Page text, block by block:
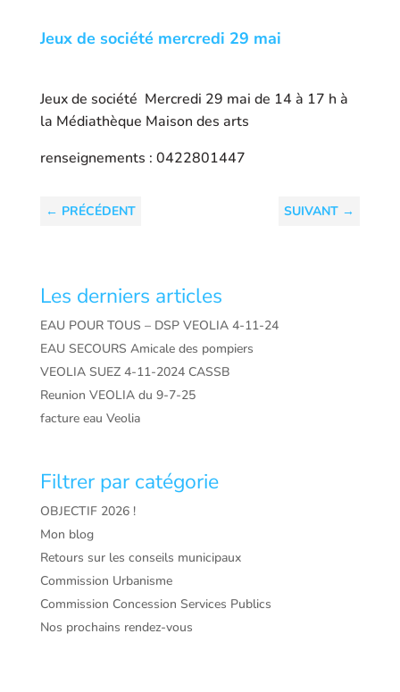
Jeux de société mercredi 29 mai
Jeux de société Mercredi 29 mai de 14 à 17 h à
la Médiathèque Maison des arts
renseignements : 0422801447
← PRÉCÉDENT SUIVANT →
Les derniers articles
EAU POUR TOUS – DSP VEOLIA 4-11-24
EAU SECOURS Amicale des pompiers
VEOLIA SUEZ 4-11-2024 CASSB
Reunion VEOLIA du 9-7-25
facture eau Veolia
Filtrer par catégorie
OBJECTIF 2026 !
Mon blog
Retours sur les conseils municipaux
Commission Urbanisme
Commission Concession Services Publics
Nos prochains rendez-vous